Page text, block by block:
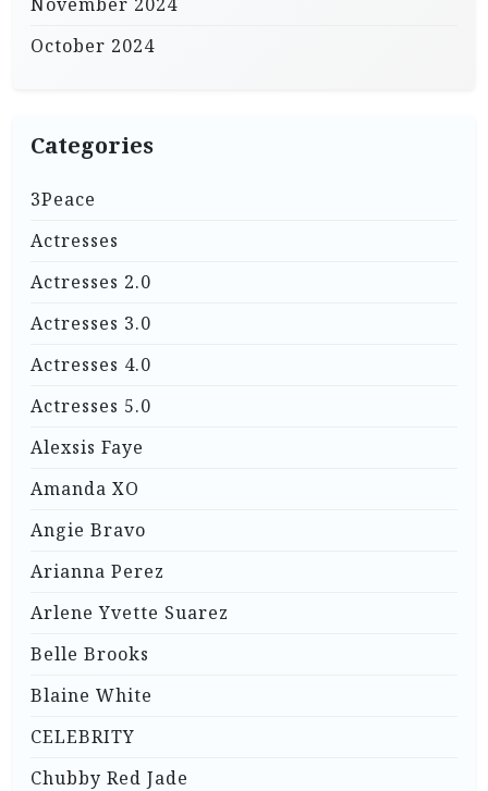
October 2024
Categories
3Peace
Actresses
Actresses 2.0
Actresses 3.0
Actresses 4.0
Actresses 5.0
Alexsis Faye
Amanda XO
Angie Bravo
Arianna Perez
Arlene Yvette Suarez
Belle Brooks
Blaine White
CELEBRITY
Chubby Red Jade